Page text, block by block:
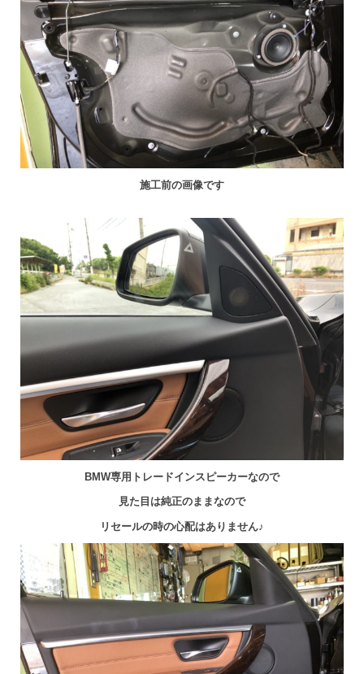
施工前の画像です
BMW専用トレードインスピーカーなので
見た目は純正のままなので
リセールの時の心配はありません♪